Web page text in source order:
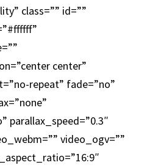
class=”” id=””
center”
repeat” fade=”no”
parallax_speed=”0.3″
video_ogv=””